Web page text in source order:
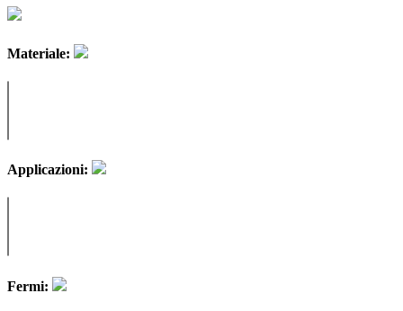
Materiale:
Applicazioni:
Fermi: